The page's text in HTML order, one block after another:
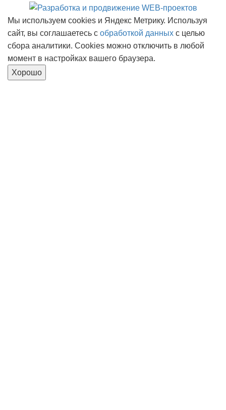
Мы используем cookies и Яндекс Метрику. Используя
сайт, вы соглашаетесь с обработкой данных с целью
сбора аналитики. Cookies можно отключить в любой
момент в настройках вашего браузера.
Хорошо